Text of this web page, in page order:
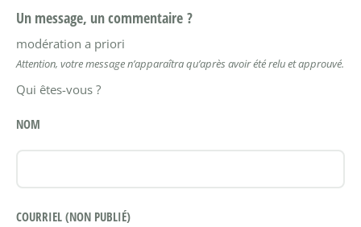
Un message, un commentaire ?
modération a priori
Attention, votre message n’apparaîtra qu’après avoir été relu et approuvé.
Qui êtes-vous ?
NOM
COURRIEL (NON PUBLIÉ)